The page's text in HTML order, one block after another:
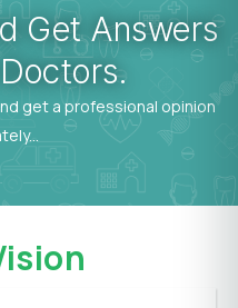
Get Answers
get a professional opinion